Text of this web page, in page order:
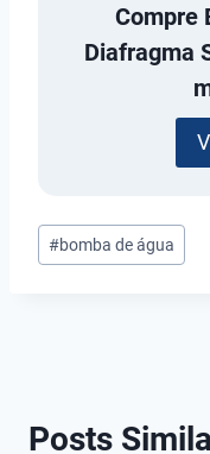
Compre
Diafragma
Tags
do
#bomba de água
Posts